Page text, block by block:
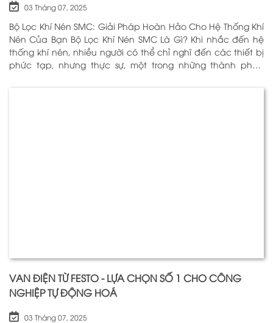
03 Tháng 07, 2025
Bộ Lọc Khí Nén SMC: Giải Pháp Hoàn Hảo Cho Hệ Thống Khí
Nén Của Bạn Bộ Lọc Khí Nén SMC Là Gì? Khi nhắc đến hệ
thống khí nén, nhiều người có thể chỉ nghĩ đến các thiết bị
phức tạp, nhưng thực sự, một trong những thành phần
VAN ĐIỆN TỪ FESTO - LỰA CHỌN SỐ 1 CHO CÔNG
NGHIỆP TỰ ĐỘNG HOÁ
03 Tháng 07, 2025